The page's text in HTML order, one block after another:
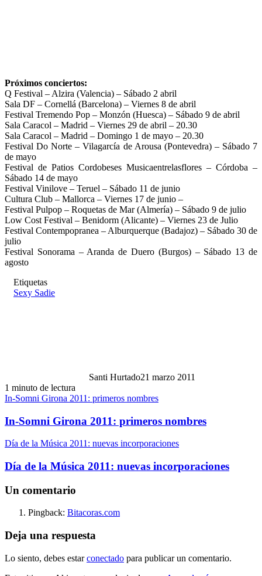
Próximos conciertos:
Q Festival – Alzira (Valencia) – Sábado 2 abril
Sala DF – Cornellá (Barcelona) – Viernes 8 de abril
Festival Tremendo Pop – Monzón (Huesca) – Sábado 9 de abril
Sala Caracol – Madrid – Viernes 29 de abril – 20.30
Sala Caracol – Madrid – Domingo 1 de mayo – 20.30
Festival Do Norte – Vilagarcía de Arousa (Pontevedra) – Sábado 7
de mayo
Festival de Patios Cordobeses Musicaentrelasflores – Córdoba –
Sábado 14 de mayo
Festival Vinilove – Teruel – Sábado 11 de junio
Cultura Club – Mallorca – Viernes 17 de junio –
Festival Pulpop – Roquetas de Mar (Almería) – Sábado 9 de julio
Low Cost Festival – Benidorm (Alicante) – Viernes 23 de Julio
Festival Contempopranea – Alburquerque (Badajoz) – Sábado 30 de
julio
Festival Sonorama – Aranda de Duero (Burgos) – Sábado 13 de
agosto
Etiquetas
Sexy Sadie
Santi Hurtado21 marzo 2011
1 minuto de lectura
In-Somni Girona 2011: primeros nombres
In-Somni Girona 2011: primeros nombres
Día de la Música 2011: nuevas incorporaciones
Día de la Música 2011: nuevas incorporaciones
Un comentario
Pingback: Bitacoras.com
Deja una respuesta
Lo siento, debes estarconectado para publicar un comentario.